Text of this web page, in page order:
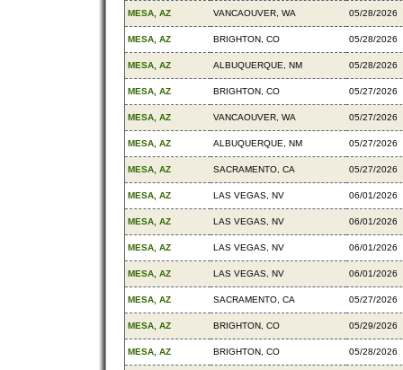
MESA, AZ VANCAOUVER, WA 05/28/2026
MESA, AZ BRIGHTON, CO 05/28/2026
MESA, AZ ALBUQUERQUE, NM 05/28/2026
MESA, AZ BRIGHTON, CO 05/27/2026
MESA, AZ VANCAOUVER, WA 05/27/2026
MESA, AZ ALBUQUERQUE, NM 05/27/2026
MESA, AZ SACRAMENTO, CA 05/27/2026
MESA, AZ LAS VEGAS, NV 06/01/2026
MESA, AZ LAS VEGAS, NV 06/01/2026
MESA, AZ LAS VEGAS, NV 06/01/2026
MESA, AZ LAS VEGAS, NV 06/01/2026
MESA, AZ SACRAMENTO, CA 05/27/2026
MESA, AZ BRIGHTON, CO 05/29/2026
MESA, AZ BRIGHTON, CO 05/28/2026